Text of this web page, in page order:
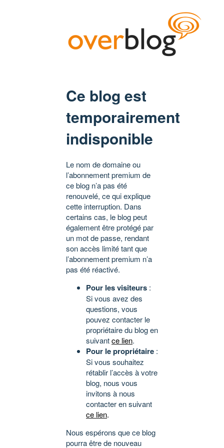
Ce blog est
temporairement
indisponible
Le nom de domaine ou
l’abonnement premium de
ce blog n’a pas été
renouvelé, ce qui explique
cette interruption. Dans
certains cas, le blog peut
également être protégé par
un mot de passe, rendant
son accès limité tant que
l’abonnement premium n’a
pas été réactivé.
Pour les visiteurs :
Si vous avez des
questions, vous
pouvez contacter le
propriétaire du blog en
suivantce lien.
Pour le propriétaire :
Si vous souhaitez
rétablir l’accès à votre
blog, nous vous
invitons à nous
contacter en suivant
ce lien.
Nous espérons que ce blog
pourra être de nouveau